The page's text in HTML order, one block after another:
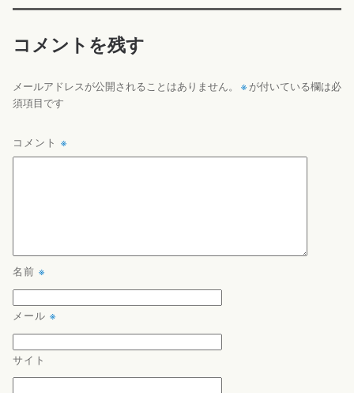
コメントを残す
メールアドレスが公開されることはありません。 ※ が付いている欄は必
須項目です
コメント ※
名前 ※
メール ※
サイト